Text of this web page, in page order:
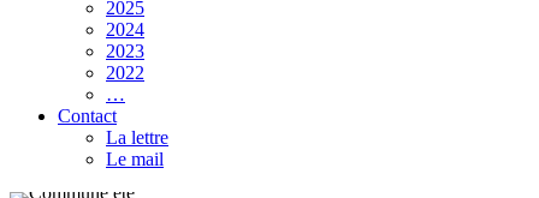
2025
2024
2023
2022
…
Contact
La lettre
Le mail